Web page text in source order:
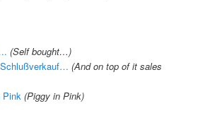
(Self bought…)
(And on top of it sales
Pink (Piggy in Pink)